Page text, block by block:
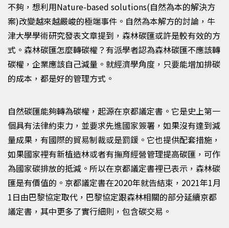
不夠 ， 想利用Nature-based solutions(自然為本的解決方
案)改變越來越嚴峻的極端事件。自然為本解方的討論，牛
津大學學術研究發表文章提到，森林碳匯或許是較有效的方
式 。 森林碳匯怎麼轉碳權？有派學者認為森林碳匯不應該轉
碳權，企業應該自己減量。就經濟學角度，只要能增加排碳
的成本，都是好的管理方式 。
自然碳匯能夠轉為碳權，起源在京都議定書。它是史上第一
個具有法律約束力，並要求先進國家簽署，如果沒有達到減
量成果，有國際的貿易制裁或是罰鍰。 它也提供配套措施，
如果國家裡有新植造林或者有撫育經營管理提高碳匯，可作
為國家碳排放的抵減。所以在京都議定書裡已表示 ，森林碳
匯是有價值的。京都議定書在2020年就告結束， 2021年1月
1日由巴黎協定取代，巴黎協定跟森林相關的部分延續京都
議定書，其中更多了實行細則，包含碳交易。